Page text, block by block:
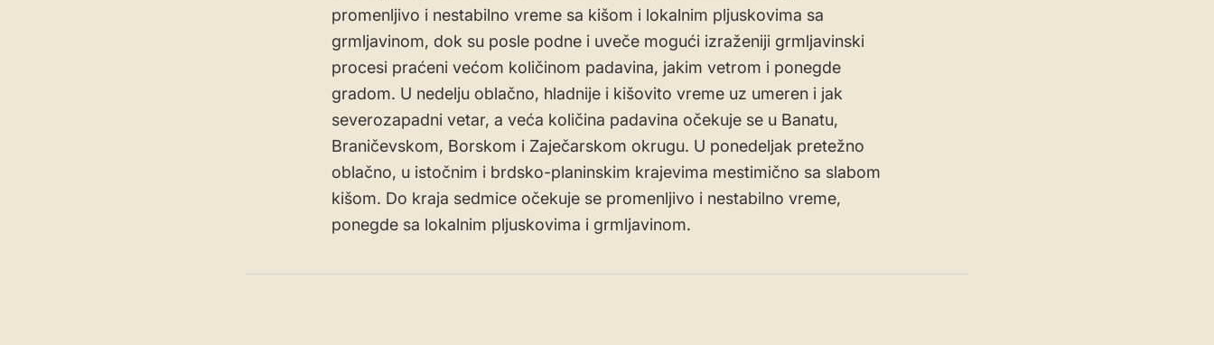
promenljivo i nestabilno vreme sa kišom i lokalnim pljuskovima sa
grmljavinom, dok su posle podne i uveče mogući izraženiji grmljavinski
procesi praćeni većom količinom padavina, jakim vetrom i ponegde
gradom. U nedelju oblačno, hladnije i kišovito vreme uz umeren i jak
severozapadni vetar, a veća količina padavina očekuje se u Banatu,
Braničevskom, Borskom i Zaječarskom okrugu. U ponedeljak pretežno
oblačno, u istočnim i brdsko-planinskim krajevima mestimično sa slabom
kišom. Do kraja sedmice očekuje se promenljivo i nestabilno vreme,
ponegde sa lokalnim pljuskovima i grmljavinom.